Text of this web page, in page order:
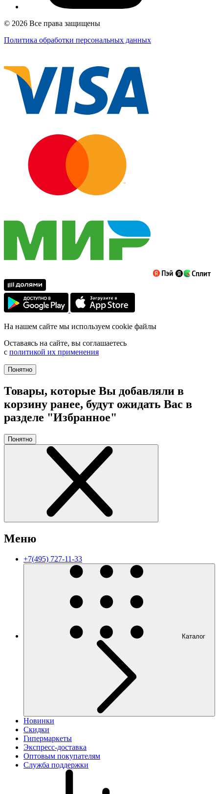
© 2026 Все права защищены
Политика обработки персональных данных
На нашем сайте мы используем cookie файлы
Оставаясь на сайте, вы соглашаетесь
с политикой их применения
Понятно
Товары, которые Вы добавляли в
корзину ранее, будут ожидать Вас в
разделе "Избранное"
Понятно
Меню
+7(495) 727-11-33
Каталог
Новинки
Скидки
Гипермаркеты
Экспресс-доставка
Оптовым покупателям
Служба поддержки